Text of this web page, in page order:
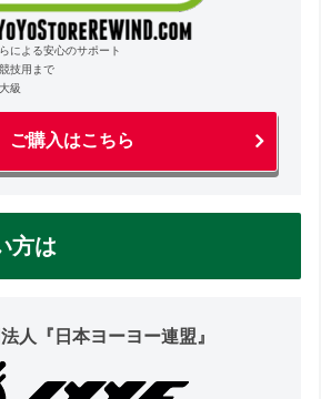
による安心のサポート
技用まで
級
ご購入はこちら
方は
人『日本ヨーヨー連盟』